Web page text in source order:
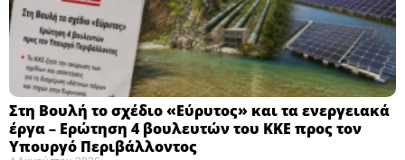
Στη Βουλή το σχέδιο «Εύρυτος» και τα ενεργειακά
έργα – Ερώτηση 4 βουλευτών του ΚΚΕ προς τον
Υπουργό Περιβάλλοντος